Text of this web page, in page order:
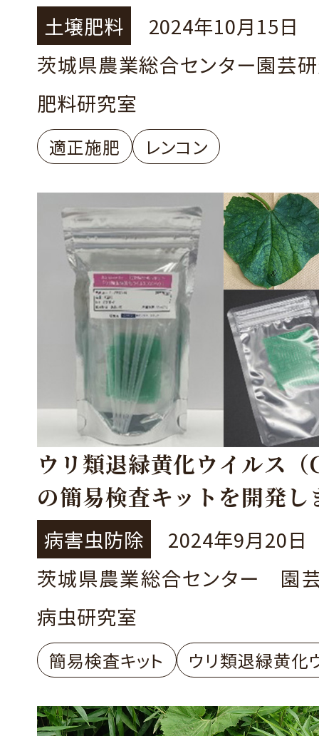
土壌肥料
2024年10月15日
茨城県農業総合センター園芸
肥料研究室
適正施肥 レンコン
ウリ類退緑黄化ウイルス
の簡易検査キットを開発し
病害虫防除
2024年9月20日
茨城県農業総合センター
病虫研究室
簡易検査キット ウリ類退緑黄化